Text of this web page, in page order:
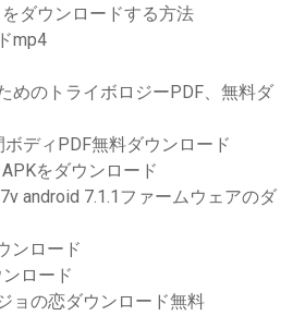
ダウンロードする方法
mp4
めのトライボロジーPDF、無料ダ
ディPDF無料ダウンロード
をダウンロード
android 7.1.1ファームウェアのダ
ンロード
ロード
ョの恋ダウンロード無料